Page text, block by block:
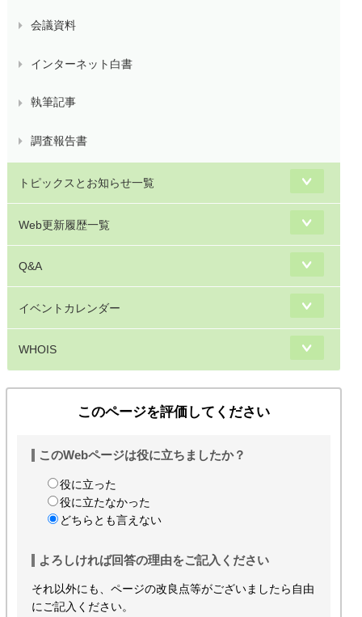
会議資料
インターネット白書
執筆記事
調査報告書
トピックスとお知らせ一覧
Web更新履歴一覧
Q&A
イベントカレンダー
WHOIS
このページを評価してください
このWebページは役に立ちましたか？
役に立った
役に立たなかった
どちらとも言えない
よろしければ回答の理由をご記入ください
それ以外にも、ページの改良点等がございましたら自由
にご記入ください。